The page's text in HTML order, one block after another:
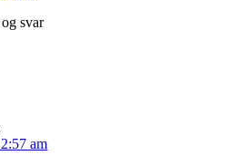
svar
am